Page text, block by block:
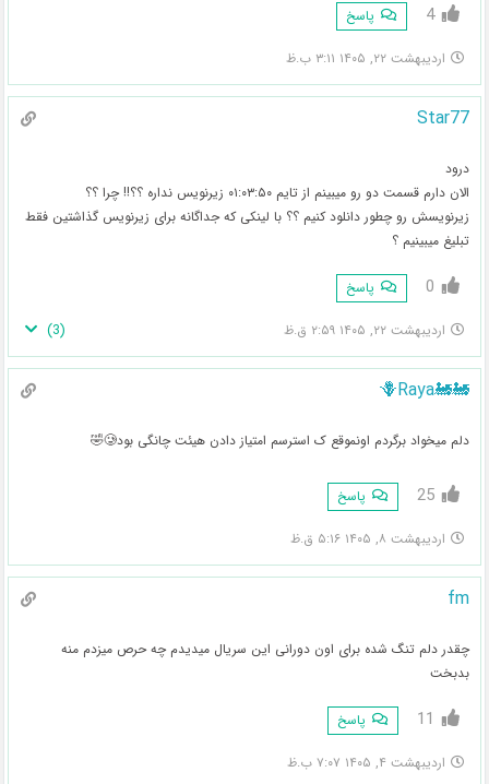
4 پاسخ
اردیبهشت ۲۲, ۱۴۰۵ ۳:۱۱ ب.ظ
Star77
درود
الان دارم قسمت دو رو میبینم از تایم ۰۱:۰۳:۵۰ زیرنویس نداره ؟؟!! چرا ؟؟
زیرنویسش رو چطور دانلود کنیم ؟؟ با لینکی که جداگانه برای زیرنویس گذاشتین فقط
تبلیغ میبینیم ؟
0 پاسخ
اردیبهشت ۲۲, ۱۴۰۵ ۲:۵۹ ق.ظ (
3
)
🚂🚂🪻Raya
دلم میخواد برگردم اونموقع ک استرسم امتیاز دادن هیئت چانگی بود🥲🤣
25 پاسخ
اردیبهشت ۸, ۱۴۰۵ ۵:۱۶ ق.ظ
fm
چقدر دلم تنگ شده برای اون دورانی این سریال میدیدم چه حرص میزدم منه
بدبخت
11 پاسخ
اردیبهشت ۴, ۱۴۰۵ ۷:۰۷ ب.ظ